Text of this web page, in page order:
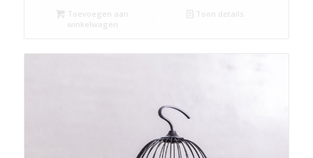
Toevoegen aan
winkelwagen
Toon details